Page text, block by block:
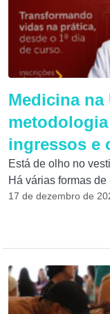
Medicina
ingressos e
Está de olho no
Há várias formas
17 de dezembro de